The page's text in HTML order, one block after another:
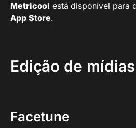
Metricool está disponível para
App Store.
Edição de mídias
Facetune